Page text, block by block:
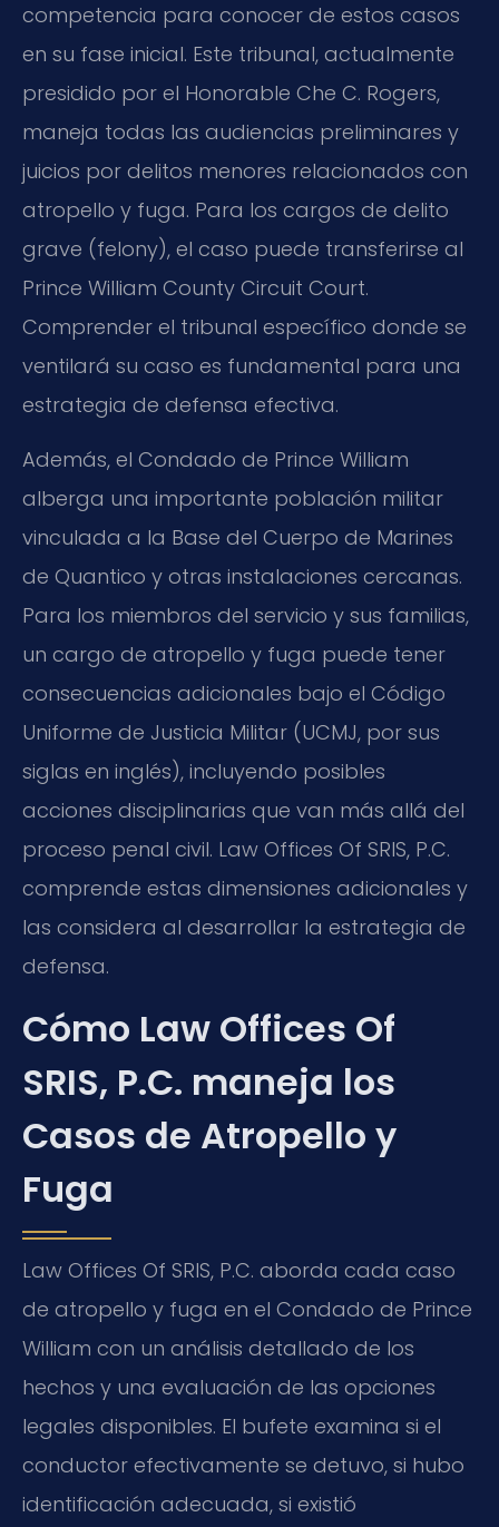
competencia para conocer de estos casos
en su fase inicial. Este tribunal, actualmente
presidido por el Honorable Che C. Rogers,
maneja todas las audiencias preliminares y
juicios por delitos menores relacionados con
atropello y fuga. Para los cargos de delito
grave (felony), el caso puede transferirse al
Prince William County Circuit Court.
Comprender el tribunal específico donde se
ventilará su caso es fundamental para una
estrategia de defensa efectiva.
Además, el Condado de Prince William
alberga una importante población militar
vinculada a la Base del Cuerpo de Marines
de Quantico y otras instalaciones cercanas.
Para los miembros del servicio y sus familias,
un cargo de atropello y fuga puede tener
consecuencias adicionales bajo el Código
Uniforme de Justicia Militar (UCMJ, por sus
siglas en inglés), incluyendo posibles
acciones disciplinarias que van más allá del
proceso penal civil. Law Offices Of SRIS, P.C.
comprende estas dimensiones adicionales y
las considera al desarrollar la estrategia de
defensa.
Cómo Law Offices Of
SRIS, P.C. maneja los
Casos de Atropello y
Fuga
Law Offices Of SRIS, P.C. aborda cada caso
de atropello y fuga en el Condado de Prince
William con un análisis detallado de los
hechos y una evaluación de las opciones
legales disponibles. El bufete examina si el
conductor efectivamente se detuvo, si hubo
identificación adecuada, si existió